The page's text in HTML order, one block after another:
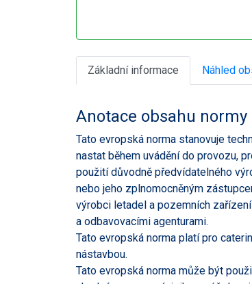
Základní informace Náhled
Anotace obsahu normy
Tato evropská norma stanovuje
nastat během uvádění do provozu,
použití důvodně předvídatelného
nebo jeho zplnomocněným
výrobci letadel a pozemních
a odbavovacími agenturami.
Tato evropská norma platí pro
nástavbou.
Tato evropská norma může být